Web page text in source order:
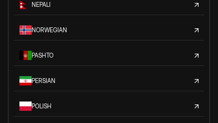
NEPALI
NORWEGIAN
PASHTO
PERSIAN
POLISH